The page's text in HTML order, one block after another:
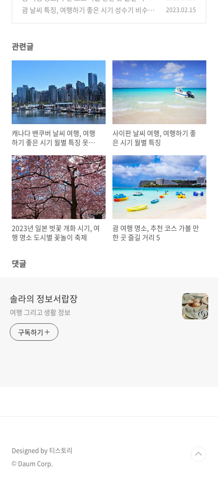
(0)
괌 날씨 특징, 여행하기 좋은 시기 성수기 비수기
2023.02.15
관련글
캐나다 밴쿠버 날씨 여행, 여행
하기 좋은 시기 월별 특징 옷차
사이판 날씨 여행, 여행하기 좋
은 시기 월별 특징
2023년 일본 벗꽃 개화 시기, 여
행 명소 도시별 꽃놀이 축제
괌 여행 명소, 추천 코스 가볼 만
한 곳 즐길 거리 5
댓글
솔라의 정보서랍장
여행 그리고 생활 정보
구독하기
Designed by 티스토리
© Daum Corp.